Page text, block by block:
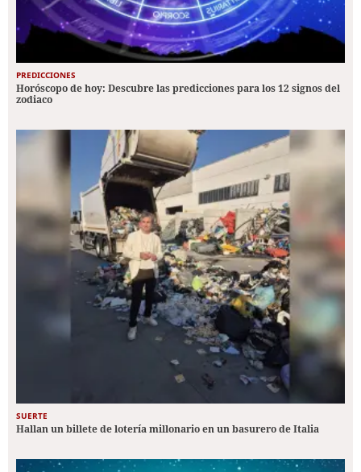
PREDICCIONES
Horóscopo de hoy: Descubre las predicciones para los 12 signos del
zodiaco
SUERTE
Hallan un billete de lotería millonario en un basurero de Italia